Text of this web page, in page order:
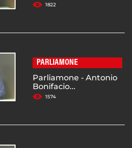
1822
PARLIAMONE
Parliamone - Antonio
Bonifacio...
1574